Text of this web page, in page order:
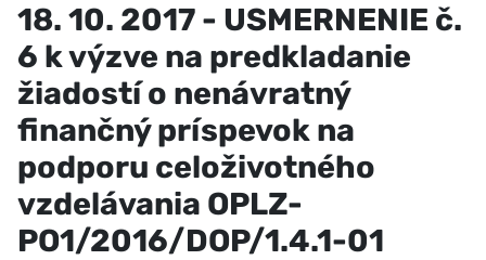
18. 10. 2017 - USMERNENIE č.
6 k výzve na predkladanie
žiadostí o nenávratný
finančný príspevok na
podporu celoživotného
vzdelávania OPLZ-
PO1/2016/DOP/1.4.1-01